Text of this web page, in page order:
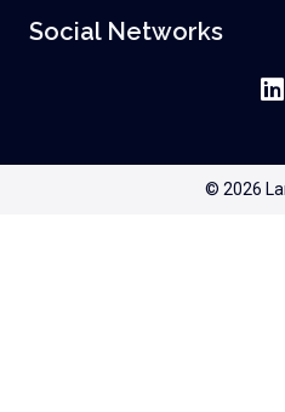
Social Networks
© 2026